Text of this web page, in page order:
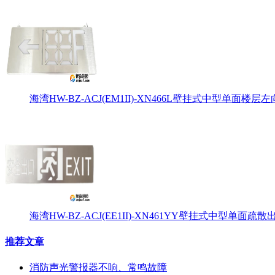
海湾HW-BZ-ACJ(EM1II)-XN466L壁挂式中型单面楼层左
海湾HW-BZ-ACJ(EE1II)-XN461YY壁挂式中型单面疏散
推荐文章
消防声光警报器不响、常鸣故障